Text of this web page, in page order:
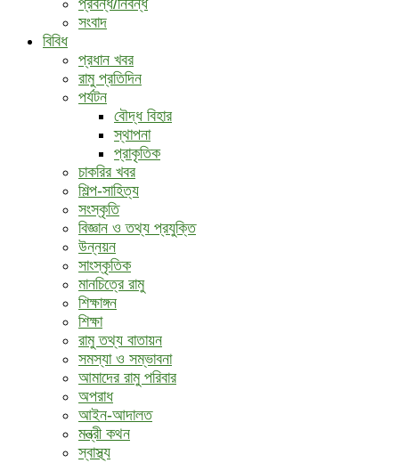
প্রবন্ধ/নিবন্ধ
সংবাদ
বিবিধ
প্রধান খবর
রামু প্রতিদিন
পর্যটন
বৌদ্ধ ‍বিহার
স্থাপনা
প্রাকৃতিক
চাকরির খবর
শিল্প-সাহিত্য
সংস্কৃতি
বিজ্ঞান ও তথ্য প্রযুক্তি
উন্নয়ন
সাংস্কৃতিক
মানচিত্রে রামু
শিক্ষাঙ্গন
শিক্ষা
রামু তথ্য বাতায়ন
সমস্যা ও সম্ভাবনা
আমাদের রামু পরিবার
অপরাধ
আইন-আদালত
মন্ত্রী কথন
স্বাস্থ্য